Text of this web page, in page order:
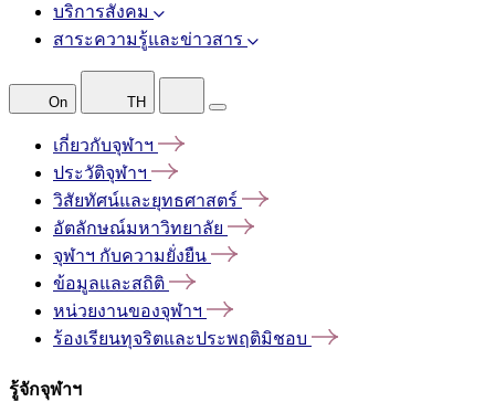
บริการสังคม
สาระความรู้และข่าวสาร
On TH
เกี่ยวกับจุฬาฯ
ประวัติจุฬาฯ
วิสัยทัศน์และยุทธศาสตร์
อัตลักษณ์มหาวิทยาลัย
จุฬาฯ กับความยั่งยืน
ข้อมูลและสถิติ
หน่วยงานของจุฬาฯ
ร้องเรียนทุจริตและประพฤติมิชอบ
รู้จักจุฬาฯ